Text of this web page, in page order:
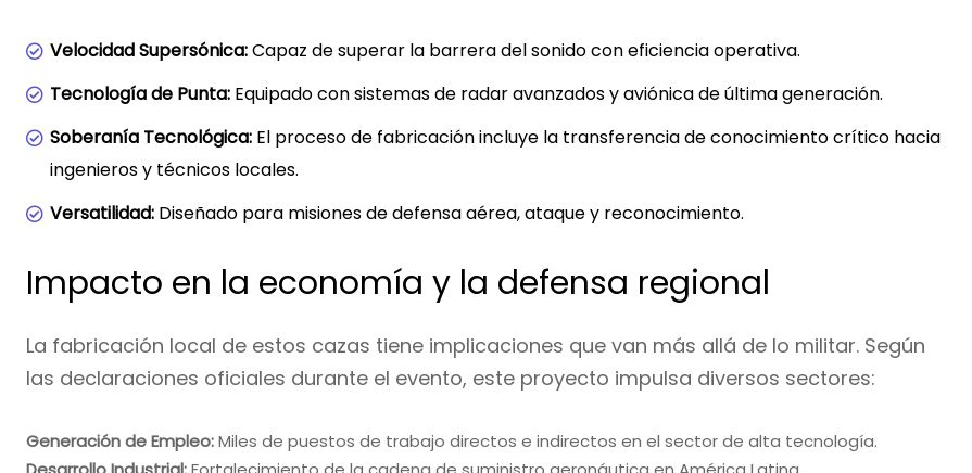
Velocidad Supersónica:Capaz de superar la barrera del sonido con eficiencia operativa.
Tecnología de Punta: Equipado con sistemas de radar avanzados y aviónica de última generación.
Soberanía Tecnológica: El proceso de fabricación incluye la transferencia de conocimiento crítico hacia
ingenieros y técnicos locales.
Versatilidad: Diseñado para misiones de defensa aérea, ataque y reconocimiento.
Impacto en la economía y la defensa regional
La fabricación local de estos cazas tiene implicaciones que van más allá de lo militar. Según
las declaraciones oficiales durante el evento, este proyecto impulsa diversos sectores:
Generación de Empleo:Miles de puestos de trabajo directos e indirectos en el sector de alta tecnología.